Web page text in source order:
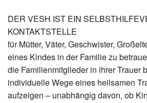
DER VESH IST EIN
KONTAKTSTELLE
für Mütter, Väter, Geschwister,
eines Kindes in der Familie zu
die Familienmitglieder in ihrer Trauer
individuelle Wege eines heilsamen
aufzeigen – unabhängig davon, ob